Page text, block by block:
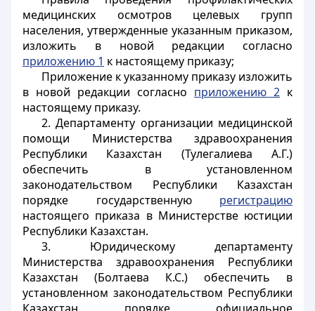
медицинских осмотров целевых групп
населения, утвержденные указанным приказом,
изложить в новой редакции согласно
приложению 1 к настоящему приказу;
Приложение к указанному приказу изложить
в новой редакции согласно приложению 2 к
настоящему приказу.
2. Департаменту организации медицинской
помощи Министерства здравоохранения
Республики Казахстан (Тулегалиева А.Г.)
обеспечить в установленном
законодательством Республики Казахстан
порядке государственную регистрацию
настоящего приказа в Министерстве юстиции
Республики Казахстан.
3. Юридическому департаменту
Министерства здравоохранения Республики
Казахстан (Болтаева К.С.) обеспечить в
установленном законодательством Республики